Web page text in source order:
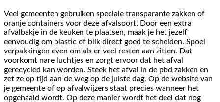
Veel gemeenten gebruiken speciale transparante zakken of
oranje containers voor deze afvalsoort. Door een extra
afvalbakje in de keuken te plaatsen, maak je het jezelf
eenvoudig om plastic of blik direct goed te scheiden. Spoel
verpakkingen even om als er veel resten aan zitten. Dat
voorkomt nare luchtjes en zorgt ervoor dat het afval
gerecycled kan worden. Steek het afval in de pbd zakken en
zet ze op tijd aan de weg op de juiste dag. Op de website van
je gemeente of op afvalwijzers staat precies wanneer het
opgehaald wordt. Op deze manier wordt het deel dat nog